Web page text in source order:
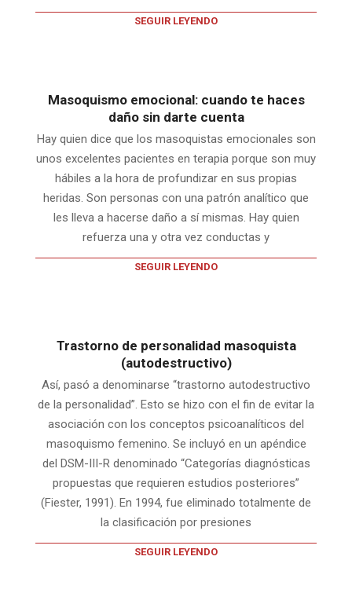
SEGUIR LEYENDO
Masoquismo emocional: cuando te haces
daño sin darte cuenta
Hay quien dice que los masoquistas emocionales son
unos excelentes pacientes en terapia porque son muy
hábiles a la hora de profundizar en sus propias
heridas. Son personas con una patrón analítico que
les lleva a hacerse daño a sí mismas. Hay quien
refuerza una y otra vez conductas y
SEGUIR LEYENDO
Trastorno de personalidad masoquista
(autodestructivo)
Así, pasó a denominarse “trastorno autodestructivo
de la personalidad”. Esto se hizo con el fin de evitar la
asociación con los conceptos psicoanalíticos del
masoquismo femenino. Se incluyó en un apéndice
del DSM-III-R denominado “Categorías diagnósticas
propuestas que requieren estudios posteriores”
(Fiester, 1991). En 1994, fue eliminado totalmente de
la clasificación por presiones
SEGUIR LEYENDO